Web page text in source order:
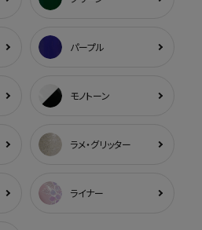
パープル
モノトーン
ラメ・グリッター
ライナー